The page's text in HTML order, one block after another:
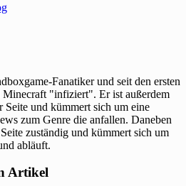
Fanatiker und seit den ersten
"infiziert". Er ist außerdem
und kümmert sich um eine
zum Genre die anfallen. Daneben
zuständig und kümmert sich um
abläuft.
Artikel